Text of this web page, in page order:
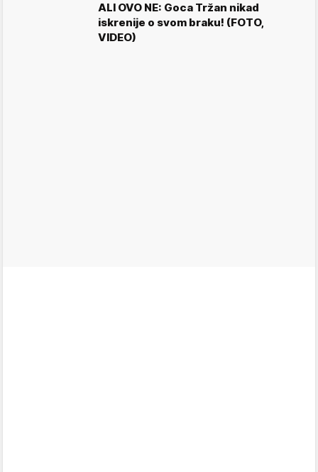
ALI OVO NE: Goca Tržan nikad
iskrenije o svom braku! (FOTO,
VIDEO)